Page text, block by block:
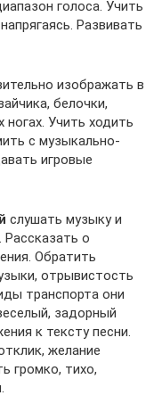
голоса. Учить
Развивать
изображать в
белочки,
ногах. Учить ходить
с музыкально-
игровые
слушать музыку и
Рассказать о
Обратить
отрывистость
транспорта они
задорный
к тексту песни.
желание
громко, тихо,